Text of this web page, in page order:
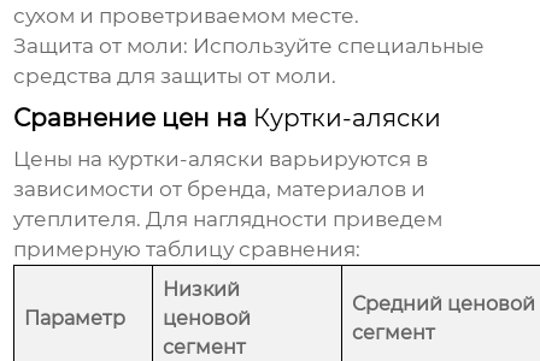
сухом и проветриваемом месте.
Защита от моли: Используйте специальные
средства для защиты от моли.
Сравнение цен на Куртки-аляски
Цены на куртки-аляски варьируются в
зависимости от бренда, материалов и
утеплителя. Для наглядности приведем
примерную таблицу сравнения:
Параметр
Низкий
ценовой
сегмент
Средний ценовой
сегмент